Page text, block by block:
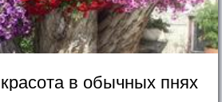
в обычных пнях